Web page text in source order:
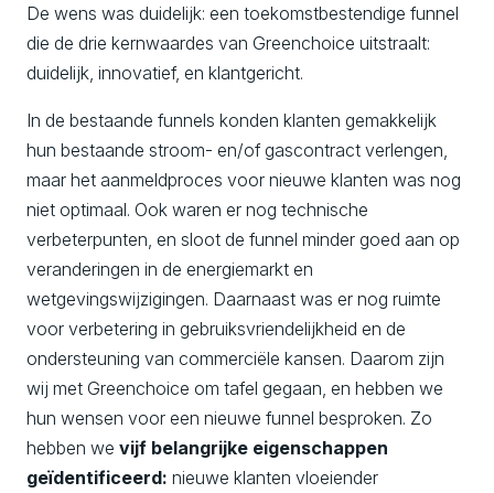
De wens was duidelijk: een toekomstbestendige funnel
die de drie kernwaardes van Greenchoice uitstraalt:
duidelijk, innovatief, en klantgericht.
In de bestaande funnels konden klanten gemakkelijk
hun bestaande stroom- en/of gascontract verlengen,
maar het aanmeldproces voor nieuwe klanten was nog
niet optimaal. Ook waren er nog technische
verbeterpunten, en sloot de funnel minder goed aan op
veranderingen in de energiemarkt en
wetgevingswijzigingen. Daarnaast was er nog ruimte
voor verbetering in gebruiksvriendelijkheid en de
ondersteuning van commerciële kansen. Daarom zijn
wij met Greenchoice om tafel gegaan, en hebben we
hun wensen voor een nieuwe funnel besproken. Zo
hebben we vijf belangrijke eigenschappen
geïdentificeerd: nieuwe klanten vloeiender